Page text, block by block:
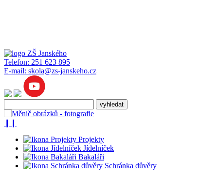
Telefon: 251 623 895
E-mail: skola@zs-janskeho.cz
Projekty
Jídelníček
Bakaláři
Schránka důvěry